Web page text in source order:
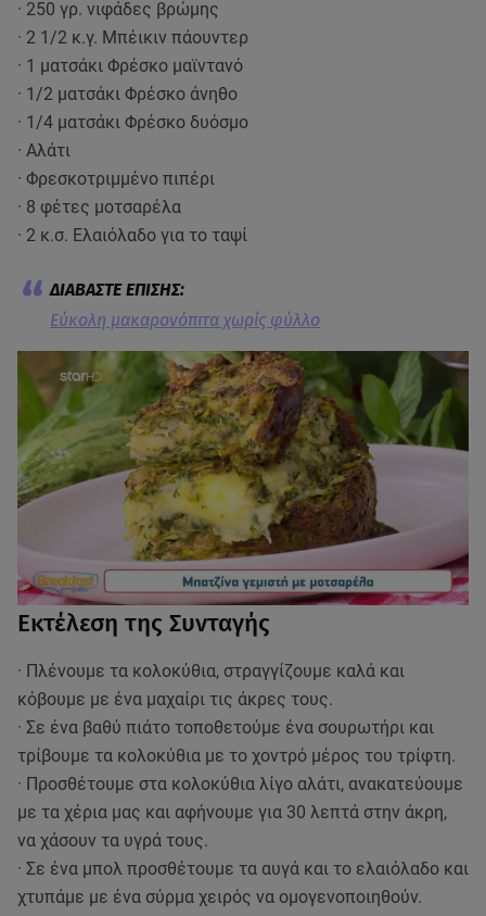
· 250 γρ. νιφάδες βρώμης
· 2 1/2 κ.γ. Μπέικιν πάουντερ
· 1 ματσάκι Φρέσκο μαϊντανό
· 1/2 ματσάκι Φρέσκο άνηθο
· 1/4 ματσάκι Φρέσκο δυόσμο
· Αλάτι
· Φρεσκοτριμμένο πιπέρι
· 8 φέτες μοτσαρέλα
· 2 κ.σ. Ελαιόλαδο για το ταψί
Εύκολη μακαρονόπιτα χωρίς φύλλο
Εκτέλεση της Συνταγής
· Πλένουμε τα κολοκύθια, στραγγίζουμε καλά και
κόβουμε με ένα μαχαίρι τις άκρες τους.
· Σε ένα βαθύ πιάτο τοποθετούμε ένα σουρωτήρι και
τρίβουμε τα κολοκύθια με το χοντρό μέρος του τρίφτη.
· Προσθέτουμε στα κολοκύθια λίγο αλάτι, ανακατεύουμε
με τα χέρια μας και αφήνουμε για 30 λεπτά στην άκρη,
να χάσουν τα υγρά τους.
· Σε ένα μπολ προσθέτουμε τα αυγά και το ελαιόλαδο και
χτυπάμε με ένα σύρμα χειρός να ομογενοποιηθούν.